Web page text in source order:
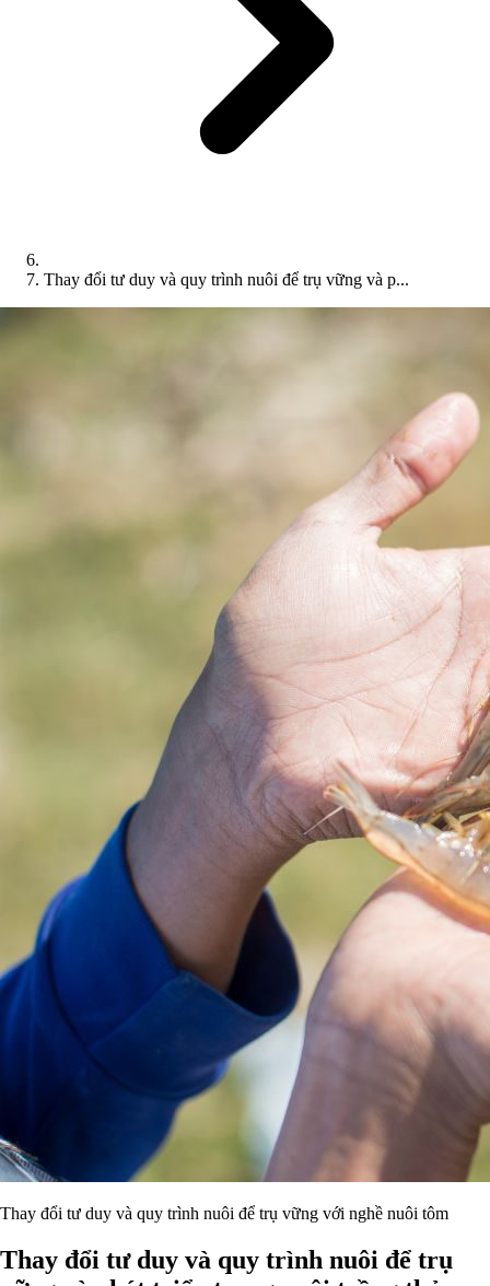
Thay đổi tư duy và quy trình nuôi để trụ vững và p...
Thay đổi tư duy và quy trình nuôi để trụ vững với nghề nuôi tôm
Thay đổi tư duy và quy trình nuôi để trụ